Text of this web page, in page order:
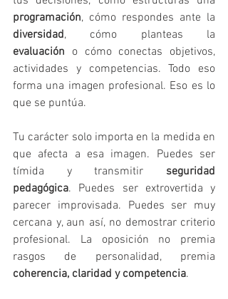
programación
diversidad
evaluación o cómo conectas objetivos,
actividades y competencias. Todo eso
forma una imagen profesional. Eso es lo
que se puntúa.
Tu carácter solo importa en la medida en
que afecta a esa imagen. Puedes ser
tímida y transmitir seguridad
pedagógica. Puedes ser extrovertida y
parecer improvisada. Puedes ser muy
cercana y, aun así, no demostrar criterio
profesional. La oposición no premia
coherencia, claridad y competencia.